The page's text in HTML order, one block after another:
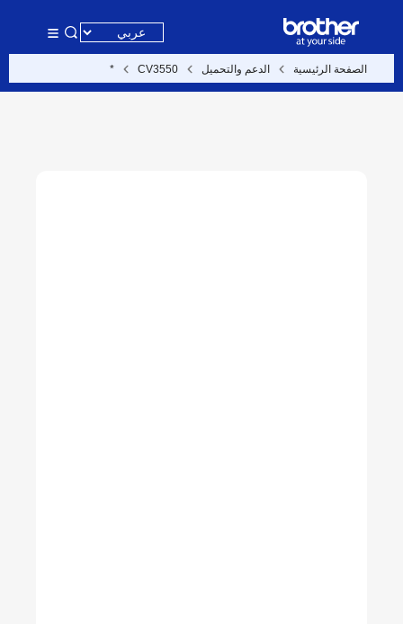
الصفحة الرئيسية الدعم والتحميل CV3550